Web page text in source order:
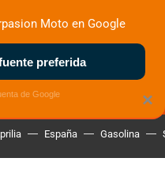
NUEVO
MOTOS ELÉCTRICAS
España Gasolina
×
Moto en Google
preferida
de Google